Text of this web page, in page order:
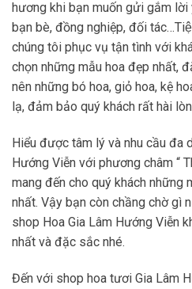
hương khi bạn muốn gửi gắm
bạn bè, đồng nghiệp, đối
chúng tôi phục vụ tận tình với
chọn những mẫu hoa đẹp nhất,
nên những bó hoa, giỏ hoa, kệ
lạ, đảm bảo quý khách rất hài
Hiểu được tâm lý và nhu cầu đa
Hướng Viễn với phương châm “
mang đến cho quý khách những
nhất. Vậy bạn còn chầng chờ gì
shop Hoa Gia Lâm Hướng Viễn
nhất và đặc sắc nhé.
Đến với shop hoa tươi Gia Lâm